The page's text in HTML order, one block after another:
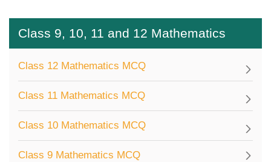
Class 9, 10, 11 and 12 Mathematics
Class 12 Mathematics MCQ
Class 11 Mathematics MCQ
Class 10 Mathematics MCQ
Class 9 Mathematics MCQ